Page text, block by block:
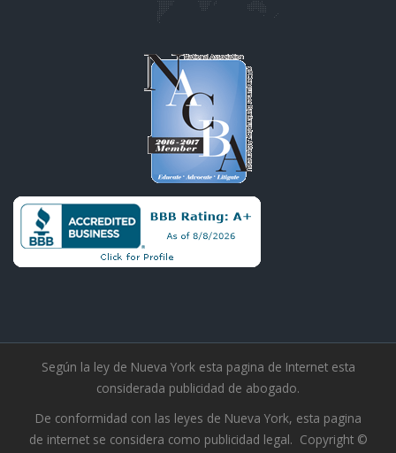
Según la ley de Nueva York esta pagina de Internet esta
considerada publicidad de abogado.
De conformidad con las leyes de Nueva York, esta pagina
de internet se considera como publicidad legal. Copyright ©